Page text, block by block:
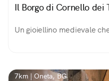
Il Borgo di Cornello dei
Un gioiellino medievale
7km | Oneta, BG